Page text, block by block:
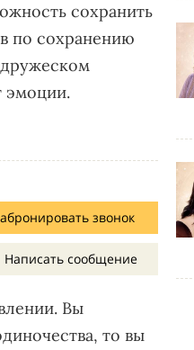
сохранить
по сохранению
эмоции.
звонок
Написать сообщение
Вы
то вы